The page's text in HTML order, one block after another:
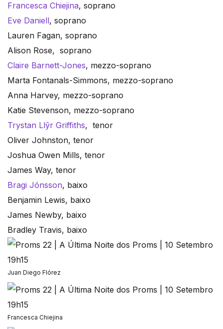
Francesca Chiejina, soprano
Eve Daniell, soprano
Lauren Fagan, soprano
Alison Rose, soprano
Claire Barnett-Jones, mezzo-soprano
Marta Fontanals-Simmons, mezzo-soprano
Anna Harvey, mezzo-soprano
Katie Stevenson, mezzo-soprano
Trystan Llŷr Griffiths, tenor
Oliver Johnston, tenor
Joshua Owen Mills, tenor
James Way, tenor
Bragi Jónsson, baixo
Benjamin Lewis, baixo
James Newby, baixo
Bradley Travis, baixo
Juan Diego Flórez
Francesca Chiejina